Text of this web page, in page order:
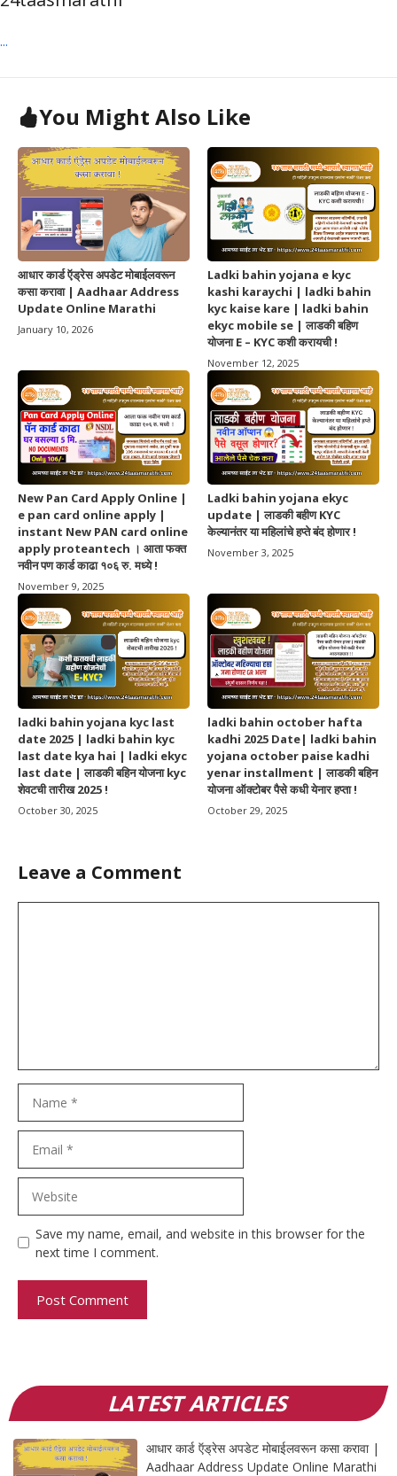
...
You Might Also Like
आधार कार्ड ऍड्रेस अपडेट मोबाईलवरून
कसा करावा | Aadhaar Address
Update Online Marathi
January 10, 2026
Ladki bahin yojana e kyc
kashi karaychi | ladki bahin
kyc kaise kare | ladki bahin
ekyc mobile se | लाडकी बहिण
योजना E – KYC कशी करायची !
November 12, 2025
New Pan Card Apply Online |
e pan card online apply |
instant New PAN card online
apply proteantech । आता फक्त
नवीन पण कार्ड काढा १०६ रु. मध्ये !
November 9, 2025
Ladki bahin yojana ekyc
update | लाडकी बहीण KYC
केल्यानंतर या महिलांचे हप्ते बंद होणार !
November 3, 2025
ladki bahin yojana kyc last
date 2025 | ladki bahin kyc
last date kya hai | ladki ekyc
last date | लाडकी बहिन योजना kyc
शेवटची तारीख 2025 !
October 30, 2025
ladki bahin october hafta
kadhi 2025 Date| ladki bahin
yojana october paise kadhi
yenar installment | लाडकी बहिन
योजना ऑक्टोबर पैसे कधी येनार हप्ता !
October 29, 2025
Leave a Comment
Save my name, email, and website in this browser for the
next time I comment.
LATEST ARTICLES
आधार कार्ड ऍड्रेस अपडेट मोबाईलवरून कसा करावा |
Aadhaar Address Update Online Marathi